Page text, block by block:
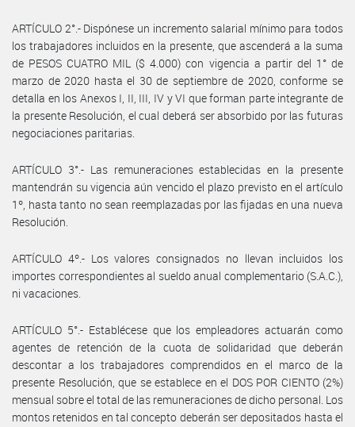
ARTÍCULO 2°.- Dispónese un incremento salarial mínimo para todos
los trabajadores incluidos en la presente, que ascenderá a la suma
de PESOS CUATRO MIL ($ 4.000) con vigencia a partir del 1° de
marzo de 2020 hasta el 30 de septiembre de 2020, conforme se
detalla en los Anexos I, II, III, IV y VI que forman parte integrante de
la presente Resolución, el cual deberá ser absorbido por las futuras
negociaciones paritarias.
ARTÍCULO 3°.- Las remuneraciones establecidas en la presente
mantendrán su vigencia aún vencido el plazo previsto en el artículo
1º, hasta tanto no sean reemplazadas por las fijadas en una nueva
Resolución.
ARTÍCULO 4º.- Los valores consignados no llevan incluidos los
importes correspondientes al sueldo anual complementario (S.A.C.),
ni vacaciones.
ARTÍCULO 5°.- Establécese que los empleadores actuarán como
agentes de retención de la cuota de solidaridad que deberán
descontar a los trabajadores comprendidos en el marco de la
presente Resolución, que se establece en el DOS POR CIENTO (2%)
mensual sobre el total de las remuneraciones de dicho personal. Los
montos retenidos en tal concepto deberán ser depositados hasta el